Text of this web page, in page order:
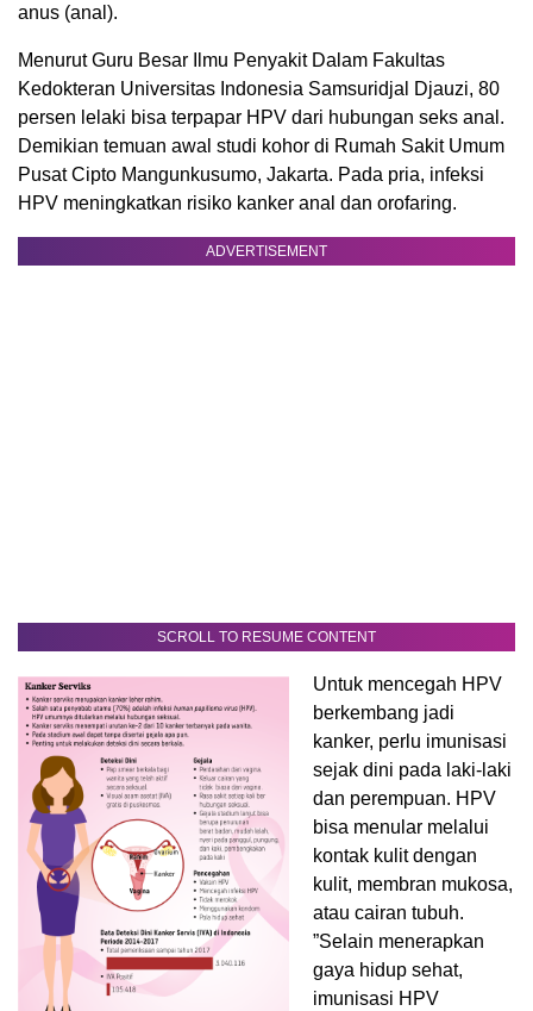
anus (anal).
Menurut Guru Besar Ilmu Penyakit Dalam Fakultas
Kedokteran Universitas Indonesia Samsuridjal Djauzi, 80
persen lelaki bisa terpapar HPV dari hubungan seks anal.
Demikian temuan awal studi kohor di Rumah Sakit Umum
Pusat Cipto Mangunkusumo, Jakarta. Pada pria, infeksi
HPV meningkatkan risiko kanker anal dan orofaring.
ADVERTISEMENT
SCROLL TO RESUME CONTENT
Untuk mencegah HPV
berkembang jadi
kanker, perlu imunisasi
sejak dini pada laki-laki
dan perempuan. HPV
bisa menular melalui
kontak kulit dengan
kulit, membran mukosa,
atau cairan tubuh.
”Selain menerapkan
gaya hidup sehat,
imunisasi HPV